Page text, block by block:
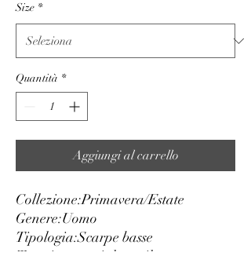
Size *
Quantità *
Aggiungi al carrello
Collezione:Primavera/Estate
Genere:Uomo
Tipologia:Scarpe basse